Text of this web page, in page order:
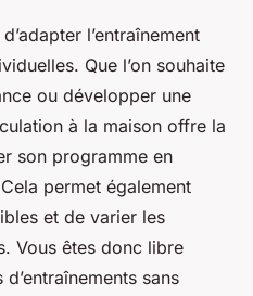
l’entraînement
Que l’on souhaite
ou développer une
à la maison offre la
son programme en
permet également
et de varier les
Vous êtes donc libre
sans